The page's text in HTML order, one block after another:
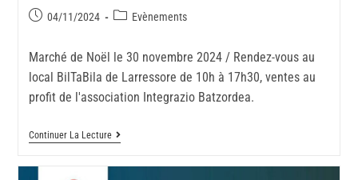
04/11/2024 Evènements
Marché de Noël le 30 novembre 2024 / Rendez-vous au
local BilTaBila de Larressore de 10h à 17h30, ventes au
profit de l'association Integrazio Batzordea.
Continuer La Lecture